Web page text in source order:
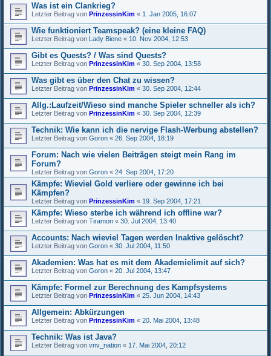
Was ist ein Clankrieg?
Letzter Beitrag von PrinzessinKim « 1. Jan 2005, 16:07
Wie funktioniert Teamspeak? (eine kleine FAQ)
Letzter Beitrag von Lady Biene « 10. Nov 2004, 12:53
Gibt es Quests? / Was sind Quests?
Letzter Beitrag von PrinzessinKim « 30. Sep 2004, 13:58
Was gibt es über den Chat zu wissen?
Letzter Beitrag von PrinzessinKim « 30. Sep 2004, 12:44
Allg.:Laufzeit/Wieso sind manche Spieler schneller als ich?
Letzter Beitrag von PrinzessinKim « 30. Sep 2004, 12:39
Technik: Wie kann ich die nervige Flash-Werbung abstellen?
Letzter Beitrag von Goron « 26. Sep 2004, 18:19
Forum: Nach wie vielen Beiträgen steigt mein Rang im
Forum?
Letzter Beitrag von Goron « 24. Sep 2004, 17:20
Kämpfe: Wieviel Gold verliere oder gewinne ich bei
Kämpfen?
Letzter Beitrag von PrinzessinKim « 19. Sep 2004, 17:21
Kämpfe: Wieso sterbe ich während ich offline war?
Letzter Beitrag von Tiramon « 30. Jul 2004, 13:40
Accounts: Nach wieviel Tagen werden Inaktive gelöscht?
Letzter Beitrag von Goron « 30. Jul 2004, 11:50
Akademien: Was hat es mit dem Akademielimit auf sich?
Letzter Beitrag von Goron « 20. Jul 2004, 13:47
Kämpfe: Formel zur Berechnung des Kampfsystems
Letzter Beitrag von PrinzessinKim « 25. Jun 2004, 14:43
Allgemein: Abkürzungen
Letzter Beitrag von PrinzessinKim « 20. Mai 2004, 13:48
Technik: Was ist Java?
Letzter Beitrag von vnv_nation « 17. Mai 2004, 20:12